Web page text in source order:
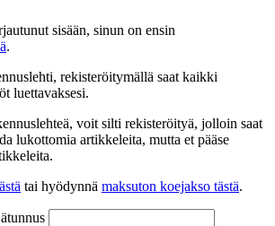
sisään, sinun on ensin
.
rekisteröitymällä saat kaikki
luettavaksesi.
voit silti rekisteröityä, jolloin saat
lukottomia artikkeleita, mutta et pääse
tai hyödynnä maksuton koejakso tästä.